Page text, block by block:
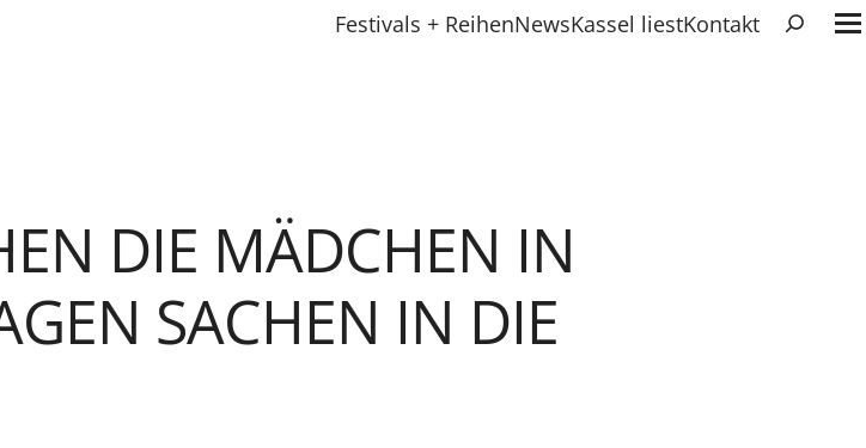
Festivals + ReihenNewsKassel liestKontaktSuchen
DIE MÄDCHEN IN
SACHEN IN DIE